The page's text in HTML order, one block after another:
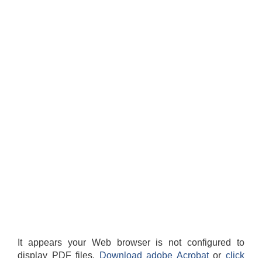
It appears your Web browser is not configured to
display PDF files.
Download adobe Acrobatorclick